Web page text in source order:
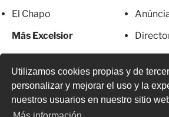
Utilizamos cookies propias y de
personalizar y mejorar el uso y la
nuestros usuarios en nuestro sitio
El Chapo
Más Excelsior
Mujeres
© 2026 Todos los derechos reservados.
o parcial, incluyendo cualquier